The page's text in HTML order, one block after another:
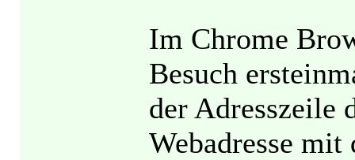
Im Chrome
Besuch
der Adresszeile
Webadresse